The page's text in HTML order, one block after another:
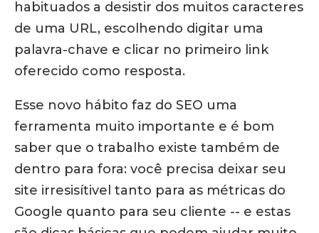
habituados a desistir dos muitos caracteres
de uma URL, escolhendo digitar uma
palavra-chave e clicar no primeiro link
oferecido como resposta.
Esse novo hábito faz do SEO uma
ferramenta muito importante e é bom
saber que o trabalho existe também de
dentro para fora: você precisa deixar seu
site irresisítivel tanto para as métricas do
Google quanto para seu cliente -- e estas